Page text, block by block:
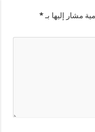
مشار إليها بـ*